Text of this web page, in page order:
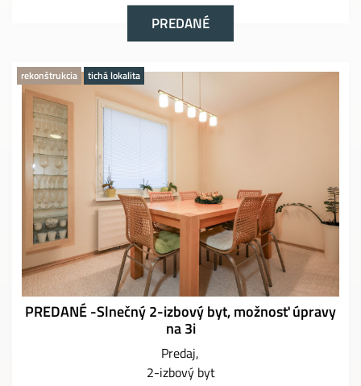
PREDANÉ
rekonštrukcia tichá lokalita
PREDANÉ -Slnečný 2-izbový byt, možnosť úpravy
na 3i
Predaj
2-izbový byt